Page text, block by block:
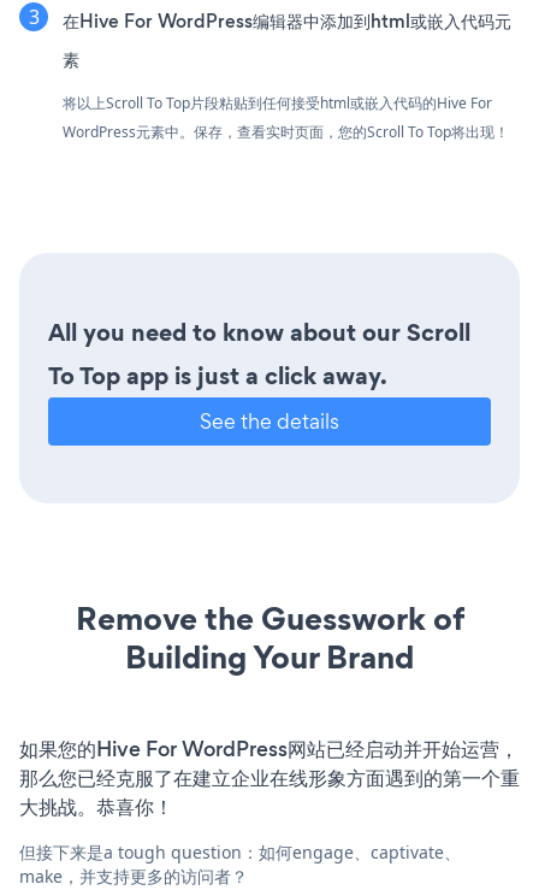
在Hive For WordPress编辑器中添加到html或嵌入代码元
素
将以上Scroll To Top片段粘贴到任何接受html或嵌入代码的Hive For
WordPress元素中。保存，查看实时页面，您的Scroll To Top将出现！
All you need to know about our Scroll
To Top app is just a click away.
See the details
Remove the Guesswork of
Building Your Brand
如果您的Hive For WordPress网站已经启动并开始运营，
那么您已经克服了在建立企业在线形象方面遇到的第一个重
大挑战。恭喜你！
但接下来是a tough question：如何engage、captivate、
make，并支持更多的访问者？